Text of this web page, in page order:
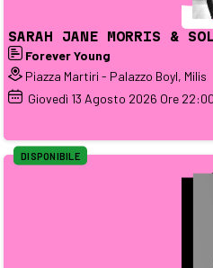
SARAH JANE MORRIS &
Forever Young
Piazza Martiri - Palazzo Boyl, Milis
Giovedì 13 Agosto 2026 Ore 22:00
DISPONIBILE